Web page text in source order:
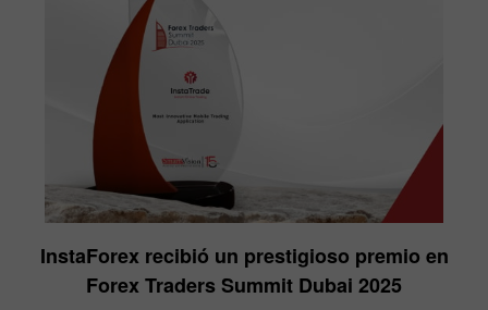
InstaForex recibió un prestigioso premio en
Forex Traders Summit Dubai 2025